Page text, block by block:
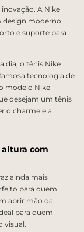
A Nike
design moderno
e suporte para
dia, o tênis Nike
tecnologia de
modelo Nike
desejam um tênis
o charme e a
com
ainda mais
para quem
abrir mão da
para quem
visual.